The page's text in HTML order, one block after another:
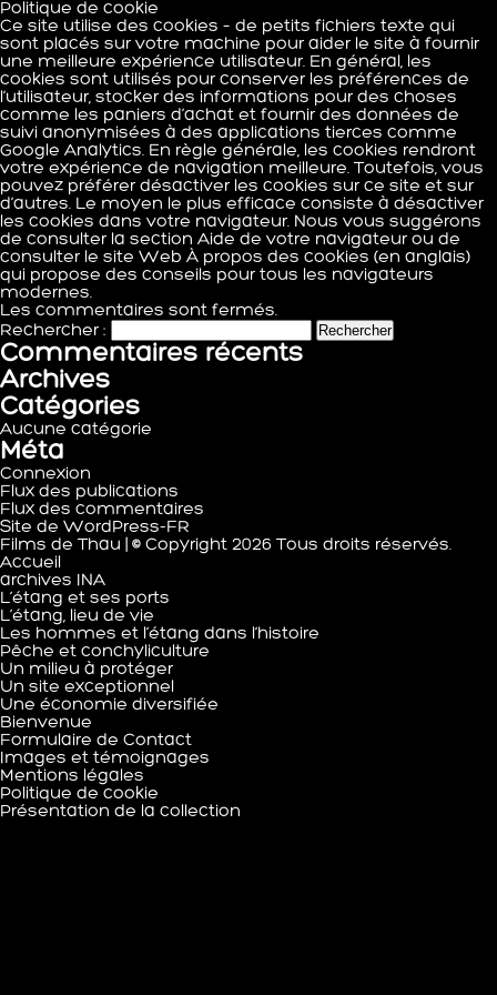
Politique de cookie
Ce site utilise des cookies – de petits fichiers texte qui
sont placés sur votre machine pour aider le site à fournir
une meilleure expérience utilisateur. En général, les
cookies sont utilisés pour conserver les préférences de
l’utilisateur, stocker des informations pour des choses
comme les paniers d’achat et fournir des données de
suivi anonymisées à des applications tierces comme
Google Analytics. En règle générale, les cookies rendront
votre expérience de navigation meilleure. Toutefois, vous
pouvez préférer désactiver les cookies sur ce site et sur
d’autres. Le moyen le plus efficace consiste à désactiver
les cookies dans votre navigateur. Nous vous suggérons
de consulter la section Aide de votre navigateur ou de
consulter le site Web À propos des cookies (en anglais)
qui propose des conseils pour tous les navigateurs
modernes.
Les commentaires sont fermés.
Rechercher :
Commentaires récents
Archives
Catégories
Aucune catégorie
Méta
Connexion
Flux des publications
Flux des commentaires
Site de WordPress-FR
Films de Thau | © Copyright 2026 Tous droits réservés.
Accueil
archives INA
L’étang et ses ports
L’étang, lieu de vie
Les hommes et l’étang dans l’histoire
Pêche et conchyliculture
Un milieu à protéger
Un site exceptionnel
Une économie diversifiée
Bienvenue
Formulaire de Contact
Images et témoignages
Mentions légales
Politique de cookie
Présentation de la collection